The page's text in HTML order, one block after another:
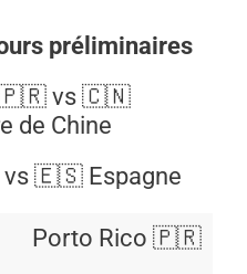
préliminaires
🇵🇷 vs 🇨🇳
de Chine
vs 🇪🇸 Espagne
Porto Rico 🇵🇷